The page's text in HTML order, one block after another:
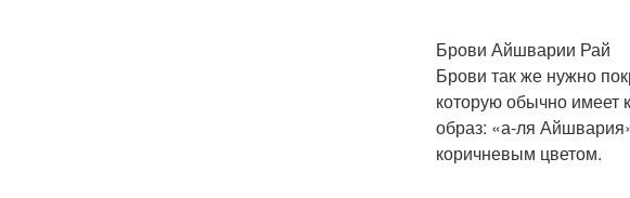
Брови Айшварии Рай
Брови так же нужно
которую обычно имеет
образ: «а-ля
коричневым цветом.